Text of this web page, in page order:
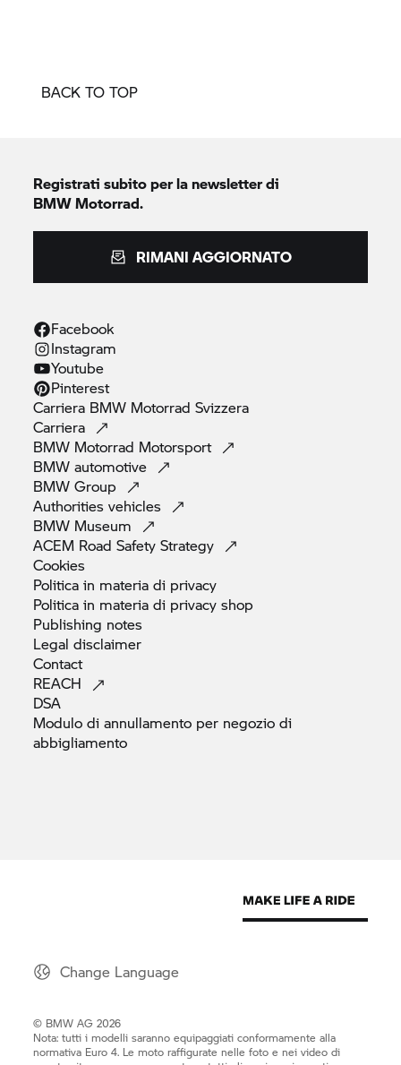
BACK TO TOP
Registrati subito per la newsletter di
BMW Motorrad.
RIMANI AGGIORNATO
Facebook
Instagram
Youtube
Pinterest
Carriera BMW Motorrad Svizzera
Carriera
BMW Motorrad Motorsport
BMWautomotive
BMWGroup
Authoritiesvehicles
BMW Museum
ACEM Road SafetyStrategy
Cookies
Politica in materia di privacy
Politica in materia di privacyshop
Publishing notes
Legaldisclaimer
Contact
REACH
DSA
Modulo di annullamento per negozio di
abbigliamento
Change Language
© BMW AG 2026
Nota: tutti i modelli saranno equipaggiati conformamente alla
normativa Euro 4. Le moto raffigurate nelle foto e nei video di